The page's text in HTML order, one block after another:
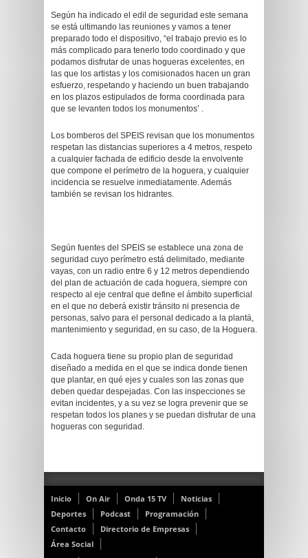
Según ha indicado el edil de seguridad este semana
se está ultimando las reuniones y vamos a tener
preparado todo el dispositivo, “el trabajo previo es lo
más complicado para tenerlo todo coordinado y que
podamos disfrutar de unas hogueras excelentes, en
las que los artistas y los comisionados hacen un gran
esfuerzo, respetando y haciendo un buen trabajando
en los plazos estipulados de forma coordinada para
que se levanten todos los monumentos’ .
Los bomberos del SPEIS revisan que los monumentos
respetan las distancias superiores a 4 metros, respeto
a cualquier fachada de edificio desde la envolvente
que compone el perímetro de la hoguera, y cualquier
incidencia se resuelve inmediatamente. Además
también se revisan los hidrantes.
Según fuentes del SPEIS se establece una zona de
seguridad cuyo perímetro está delimitado, mediante
vayas, con un radio entre 6 y 12 metros dependiendo
del plan de actuación de cada hoguera, siempre con
respecto al eje central que define el ámbito superficial
en el que no deberá existir tránsito ni presencia de
personas, salvo para el personal dedicado a la plantá,
mantenimiento y seguridad, en su caso, de la Hoguera.
Cada hoguera tiene su propio plan de seguridad
diseñado a medida en el que se indica donde tienen
que plantar, en qué ejes y cuales son las zonas que
deben quedar despejadas. Con las inspecciones se
evitan incidentes, y a su vez se logra prevenir que se
respetan todos los planes y se puedan disfrutar de una
hogueras con seguridad.
Inicio On Air Onda 15 TV
Noticias
Deportes
Podcast
Programación
Contacto
Directorio de Empresas
Área Social